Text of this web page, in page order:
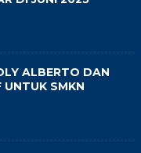
ALBERTO DAN
UNTUK SMKN